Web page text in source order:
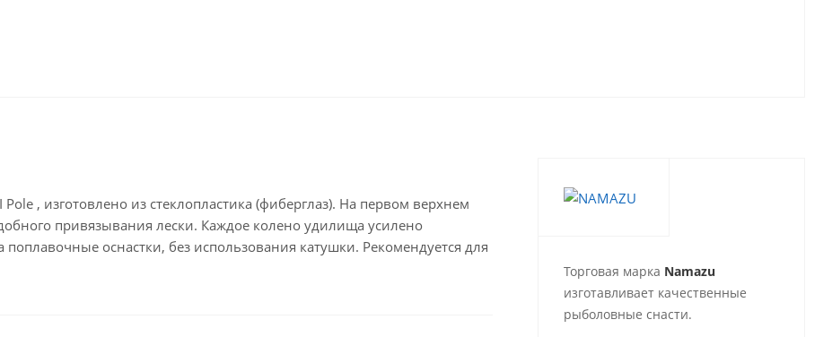
, изготовлено из стеклопластика (фиберглаз). На первом верхнем
привязывания лески. Каждое колено удилища усилено
оснастки, без использования катушки. Рекомендуется для
Торговая марка Namazu
изготавливает качественные
рыболовные снасти.